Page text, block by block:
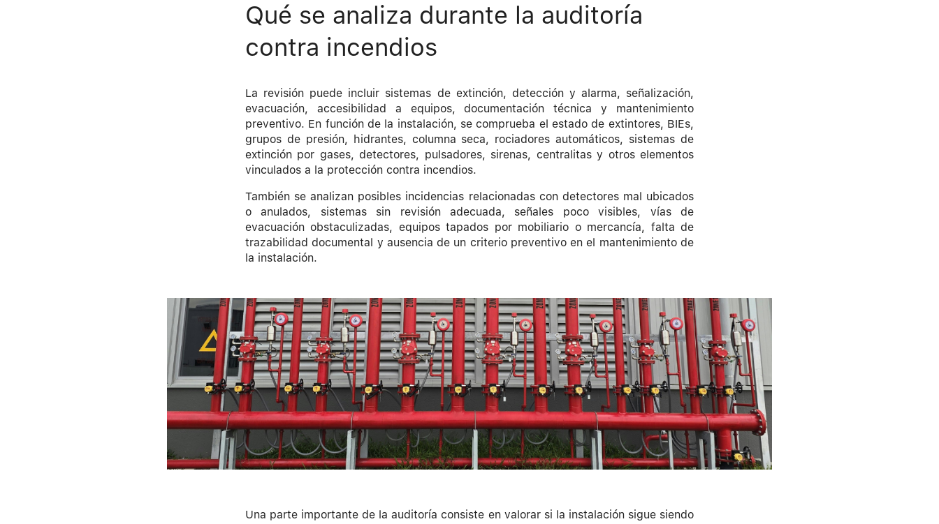
Qué se analiza durante la auditoría
contra incendios
La revisión puede incluir sistemas de extinción, detección y alarma, señalización,
evacuación, accesibilidad a equipos, documentación técnica y mantenimiento
preventivo. En función de la instalación, se comprueba el estado de extintores, BIEs,
grupos de presión, hidrantes, columna seca, rociadores automáticos, sistemas de
extinción por gases, detectores, pulsadores, sirenas, centralitas y otros elementos
vinculados a la protección contra incendios.
También se analizan posibles incidencias relacionadas con detectores mal ubicados
o anulados, sistemas sin revisión adecuada, señales poco visibles, vías de
evacuación obstaculizadas, equipos tapados por mobiliario o mercancía, falta de
trazabilidad documental y ausencia de un criterio preventivo en el mantenimiento de
la instalación.
Una parte importante de la auditoría consiste en valorar si la instalación sigue siendo